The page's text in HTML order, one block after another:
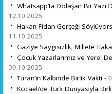
Whatsapp’ta Dolaşan Bir Yazı
12.10.2025
Hakan Fidan Gerçeği
11.10.2025
Gaziye Saygısızlık, Millete
Çocuk Yazarlarımız ve Yerel
09.10.2025
Turan’ın Kalbinde Birlik Vakti -
Kocaeli’de Türk Dünyasıyla